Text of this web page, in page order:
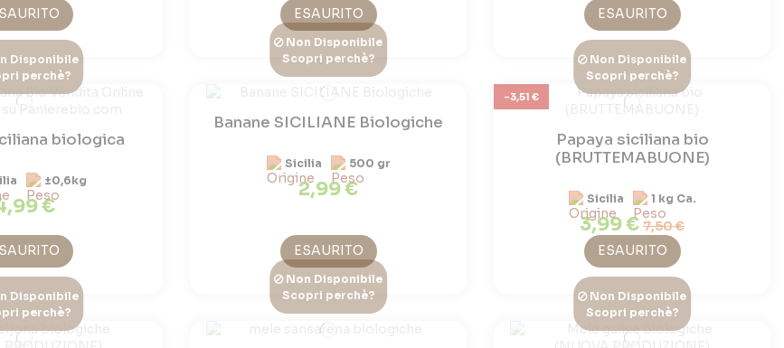
ESAURITO ESAURITO
Disponibile
perchè?
biologica
±0,6kg
€
Non Disponibile
Scopri perchè?
Banane SICILIANE Biologiche
Sicilia 500 gr
2,99 €
ESAURITO
-3,51 €
Non Disponibile
Scopri perchè?
Papaya siciliana bio
(BRUTTEMABUONE)
Sicilia 1 kg Ca.
3,99 € 7,50 €
ESAURITO
Disponibile
perchè?
Non Disponibile
Scopri perchè?
Non Disponibile
Scopri perchè?